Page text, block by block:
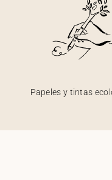
Papeles y tintas